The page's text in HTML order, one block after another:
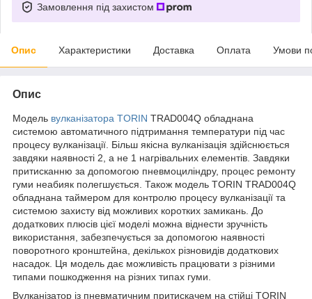
Замовлення під захистом
Опис Характеристики Доставка Оплата Умови
Опис
Модель вулканізатора TORIN TRAD004Q обладнана
системою автоматичного підтримання температури під час
процесу вулканізації. Більш якісна вулканізація здійснюється
завдяки наявності 2, а не 1 нагрівальних елементів. Завдяки
притисканню за допомогою пневмоциліндру, процес ремонту
гуми неабияк полегшується. Також модель TORIN TRAD004Q
обладнана таймером для контролю процесу вулканізації та
системою захисту від можливих коротких замикань. До
додаткових плюсів цієї моделі можна віднести зручність
використання, забезпечується за допомогою наявності
поворотного кронштейна, декількох різновидів додаткових
насадок. Ця модель дає можливість працювати з різними
типами пошкодження на різних типах гуми.
Вулканізатор із пневматичним притискачем на стійці TORIN